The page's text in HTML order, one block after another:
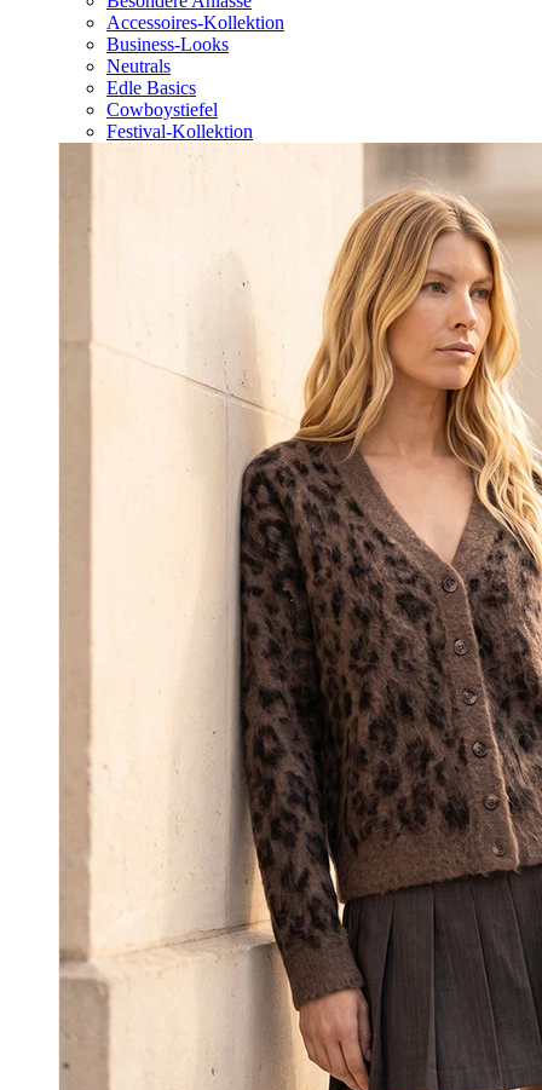
Accessoires-Kollektion
Business-Looks
Neutrals
Edle Basics
Cowboystiefel
Festival-Kollektion